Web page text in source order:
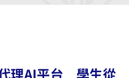
理AI平台 學生從